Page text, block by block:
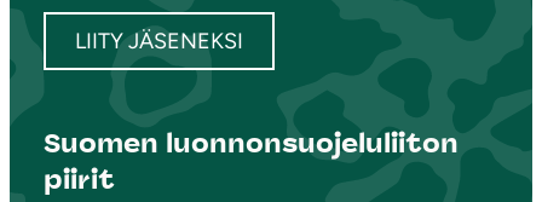
LIITY JÄSENEKSI
Suomen luonnonsuojeluliiton
piirit